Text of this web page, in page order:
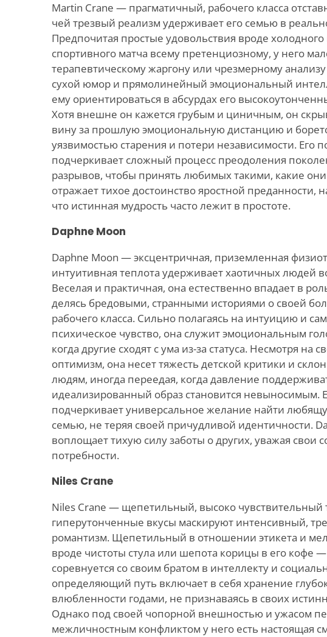
Martin Crane — прагматичный, рабочего класса
чей трезвый реализм удерживает его семью в
Предпочитая простые удовольствия вроде
спортивного матча всему претенциозному, у него
терапевтическому жаргону или чрезмерному
сухой юмор и прямолинейный эмоциональный
ему ориентироваться в абсурдах его
Хотя внешне он кажется грубым и циничным, он
вину за прошлую эмоциональную дистанцию и
уязвимостью старения и потери независимости. Его
подчеркивает сложный процесс преодоления
разрывов, чтобы принять любимых такими, какие они
отражает тихое достоинство яростной преданности,
что истинная мудрость часто лежит в простоте.
Daphne Moon
Daphne Moon — эксцентричная, приземленная
интуитивная теплота удерживает хаотичных людей
Веселая и практичная, она естественно впадает в
делясь бредовыми, странными историями о своей
рабочего класса. Сильно полагаясь на интуицию и
психическое чувство, она служит эмоциональным
когда другие сходят с ума из-за статуса. Несмотря на
оптимизм, она несет тяжесть детской критики и
людям, иногда переедая, когда давление
идеализированный образ становится невыносимым.
подчеркивает универсальное желание найти
семью, не теряя своей причудливой идентичности.
воплощает тихую силу заботы о других, уважая свои
потребности.
Niles Crane
Niles Crane — щепетильный, высоко чувствительный
гиперутонченные вкусы маскируют интенсивный,
романтизм. Щепетильный в отношении этикета и
вроде чистоты стула или шепота корицы в его кофе
соревнуется со своим братом в интеллекту и
определяющий путь включает в себя хранение
влюбленности годами, не признаваясь в своих
Однако под своей чопорной внешностью и ужасом
межличностным конфликтом у него есть настоящая